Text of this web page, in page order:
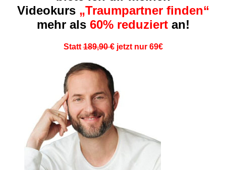
Videokurs „Traumpartner finden“
mehr als 60% reduziertan!
Statt189,90 €jetzt nur 69€